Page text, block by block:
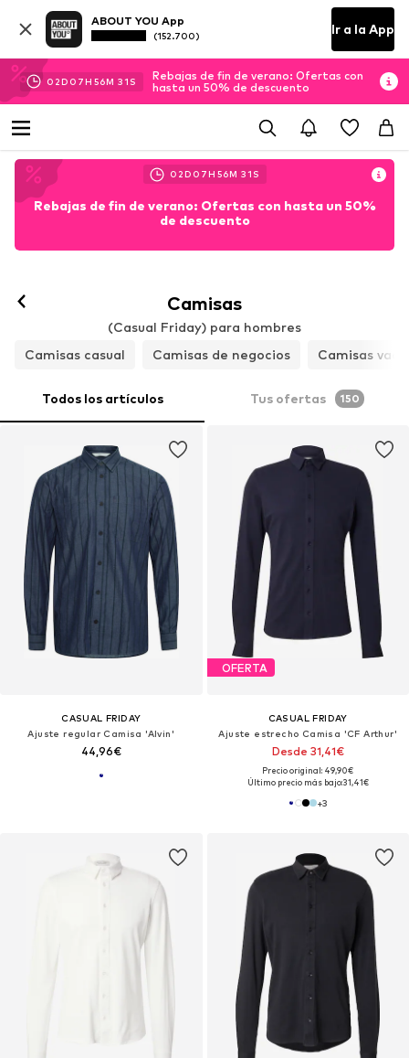
ABOUT YOU App
(152.700) Ir a la App
02D 07H 56M 30S
Rebajas de fin de verano: Ofertas con
hasta un 50% de descuento
02D 07H 56M 30 S
Rebajas de fin de verano: Ofertas con hasta un 50%
de descuento
Camisas
(Casual Friday) para hombres
Camisas casual
Camisas de negocios Camisas
Todos los artículos Tus ofertas 150
CASUAL FRIDAY
Ajuste regular Camisa 'Alvin'
44,96€
OFERTA
CASUAL FRIDAY
Ajuste estrecho Camisa 'CF Arthur'
Desde 31,41€
Precio original: 49,90€
Último precio más bajo:31,41€
+3